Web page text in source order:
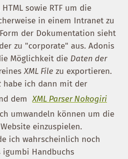
sowie RTF um die
in einem Intranet zu
der Dokumentation sieht
zu "corporate" aus. Adonis
Möglichkeit die Daten der
XML File zu exportieren.
habe ich dann mit der
dem XML Parser Nokogiri
umwandeln können um die
einzuspielen.
ich wahrscheinlich noch
igumbi Handbuchs